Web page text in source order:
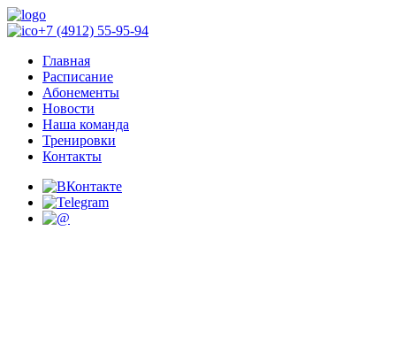
+7 (4912) 55-95-94
Главная
Расписание
Абонементы
Новости
Наша команда
Тренировки
Контакты